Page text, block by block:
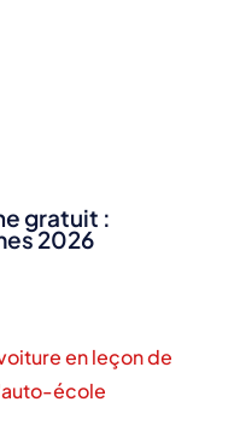
gratuit :
2026